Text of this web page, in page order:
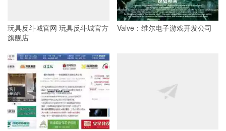
玩具反斗城官网 玩具反斗城官方
旗舰店
Valve：维尔电子游戏开发公司